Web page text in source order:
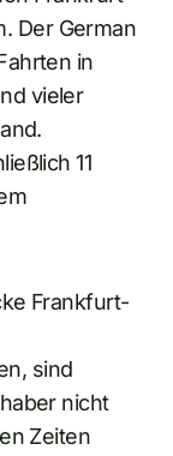
Der German
in
vieler
11
Frankfurt-
sind
nicht
Zeiten